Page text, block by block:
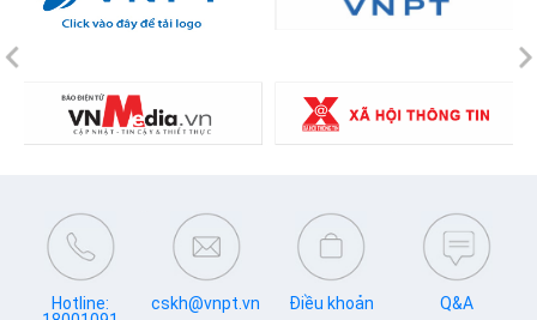
Previous
Hotline:
cskh@vnpt.vn Điều khoản Q&A